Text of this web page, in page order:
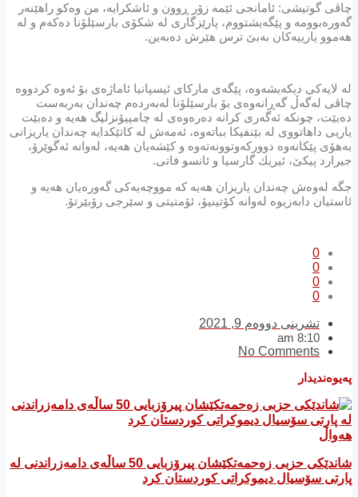
چاڤی گوتیشی: ئامانجی ئێمه‌ زۆر ڕوون و ئاشكرایه‌، من وه‌كو راهێنه‌ر
گه‌وره‌بوومه‌ و پێگه‌یشتووم، پارێزگاری له‌ شكۆی بارسێلۆنا ده‌كه‌م و له‌
هه‌موو یارییه‌كان به‌بێ ترس هێرش ده‌به‌ین.
له‌ لایه‌كی دیكه‌یشه‌وه‌، پێگه‌ی ماركای ئیسپانیا ئاماژه‌ی بۆ ئه‌وه‌ كردووه‌
چاڤی له‌گه‌ڵ گه‌ڕانه‌وه‌ی بۆ بارسێلۆنا له‌به‌رده‌م چه‌ندان به‌ربه‌ست
ده‌بێت، چونكه‌ ئه‌گه‌ری كرانه‌ ده‌ره‌وه‌ی له‌ چامپیۆنزلیگ هه‌یه‌ و ده‌بێت
یاریی داهاتووی له‌ بێنفیكا بباته‌وه‌، ئه‌مه‌ش له‌ كاتێكدایه‌ چه‌ندان یاریزانی
به‌هۆی پێكانه‌وه‌ دووركه‌وتوونه‌ته‌وه‌ و كێشه‌یان هه‌یه‌، له‌وانه‌ ئه‌گوێرۆ،
جیرارد پیكێ، ئیریك گارسیا و ئانسو فاتی.
جگه‌ له‌وه‌ش چه‌ندان یاریزان هه‌یه‌ كه‌ مووچه‌یه‌كی گه‌وره‌یان هه‌یه‌ و
ئاستیان دابه‌زیوه‌ له‌وانه‌ كۆتینیۆ، ئۆمتیتی و سێرجی رۆبێرتۆ.
0
0
0
0
تشرینی دووەم 9, 2021
8:10 am
No Comments
پەیوەندیدار
هەواڵ
شاندێکی حزبی زەحمەتکێشان پیرۆزبایی 50 ساڵەی دامەزراندنی لە
پارتی سۆسیال دیموکراتی کوردستان کرد